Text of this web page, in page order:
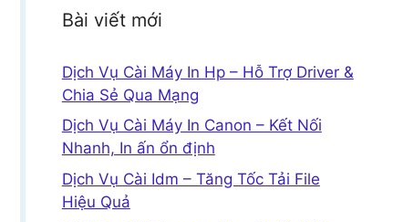
Bài viết mới
Dịch Vụ Cài Máy In Hp – Hỗ Trợ Driver &
Chia Sẻ Qua Mạng
Dịch Vụ Cài Máy In Canon – Kết Nối
Nhanh, In ấn ổn định
Dịch Vụ Cài Idm – Tăng Tốc Tải File
Hiệu Quả